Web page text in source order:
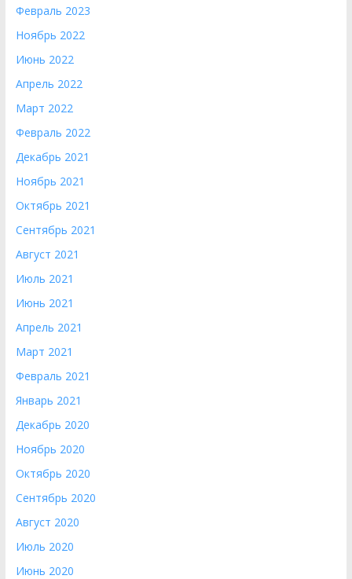
Февраль 2023
Ноябрь 2022
Июнь 2022
Апрель 2022
Март 2022
Февраль 2022
Декабрь 2021
Ноябрь 2021
Октябрь 2021
Сентябрь 2021
Август 2021
Июль 2021
Июнь 2021
Апрель 2021
Март 2021
Февраль 2021
Январь 2021
Декабрь 2020
Ноябрь 2020
Октябрь 2020
Сентябрь 2020
Август 2020
Июль 2020
Июнь 2020